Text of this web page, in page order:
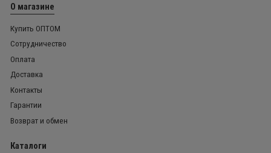
О магазине
Купить ОПТОМ
Сотрудничество
Оплата
Доставка
Контакты
Гарантии
Возврат и обмен
Каталоги